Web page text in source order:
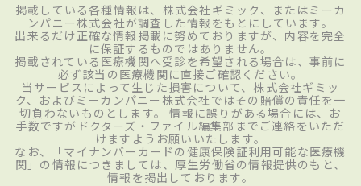
掲載している各種情報は、株式会社ギミック、またはミーカ
ンパニー株式会社が調査した情報をもとにしています。
出来るだけ正確な情報掲載に努めておりますが、内容を完全
に保証するものではありません。
掲載されている医療機関へ受診を希望される場合は、事前に
必ず該当の医療機関に直接ご確認ください。
当サービスによって生じた損害について、株式会社ギミッ
ク、およびミーカンパニー株式会社ではその賠償の責任を一
切負わないものとします。 情報に誤りがある場合には、お
手数ですがドクターズ・ファイル編集部までご連絡をいただ
けますようお願いいたします。
なお、「マイナンバーカードの健康保険証利用可能な医療機
関」の情報につきましては、厚生労働省の情報提供のもと、
情報を掲出しております。